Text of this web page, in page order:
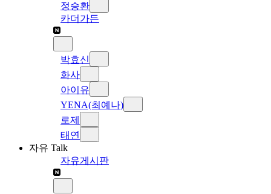
정승환
카더가든
박효신
화사
아이유
YENA(최예나)
로제
태연
자유 Talk
자유게시판